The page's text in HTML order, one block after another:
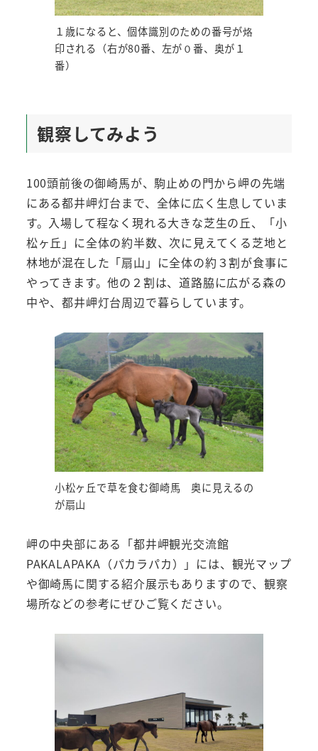
１歳になると、個体識別のための番号が烙
印される（右が80番、左が０番、奥が１
番）
観察してみよう
100頭前後の御崎馬が、駒止めの門から岬の先端
にある都井岬灯台まで、全体に広く生息していま
す。入場して程なく現れる大きな芝生の丘、「小
松ヶ丘」に全体の約半数、次に見えてくる芝地と
林地が混在した「扇山」に全体の約３割が食事に
やってきます。他の２割は、道路脇に広がる森の
中や、都井岬灯台周辺で暮らしています。
小松ヶ丘で草を食む御崎馬 奥に見えるの
が扇山
岬の中央部にある「都井岬観光交流館
PAKALAPAKA（パカラパカ）」には、観光マップ
や御崎馬に関する紹介展示もありますので、観察
場所などの参考にぜひご覧ください。